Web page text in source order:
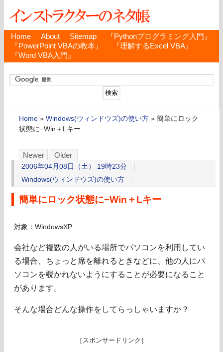
Home About Sitemap
『Pythonプログラミング入門』
『PowerPoint VBAの教本』
『理解するExcel VBA』
『Word VBA入門』
Home » Windows(ウィンドウズ)の使い方 » 簡単にロック
状態に−Win＋Lキー
Newer Older
2006年04月08日（土） 19時23分
Windows(ウィンドウズ)の使い方
簡単にロック状態に−Win＋Lキー
対象：WindowsXP
会社など複数の人がいる場所でパソコンを利用してい
る場合、ちょっと席を離れるときなどに、他の人にパ
ソコンを覗かれないようにすることが必要になること
があります。
そんな場合どんな操作をしてらっしゃいますか？
［スポンサードリンク］